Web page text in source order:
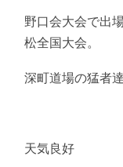
野口会大会で出
松全国大会。
深町道場の猛者
天気良好